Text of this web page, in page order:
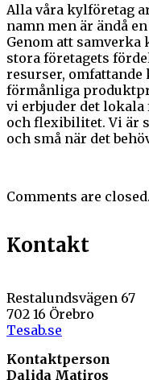
Alla våra kylföretag
namn men är ändå
Genom att samverka
stora företagets
resurser, omfattande
förmånliga
vi erbjuder det lokala
och flexibilitet. Vi är
och små när det
Comments are closed.
Kontakt
Restalundsvägen 67
702 16 Örebro
Tesab.se
Kontaktperson
Dalida Matiros